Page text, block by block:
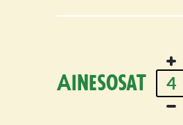
Ainesosat 4